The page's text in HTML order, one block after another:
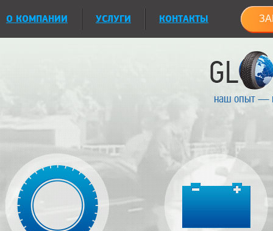
О КОМПАНИИ УСЛУГИ КОНТАКТЫ
наш опыт —